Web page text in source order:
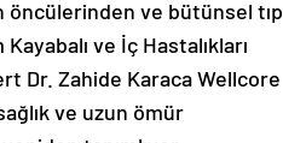
öncülerinden ve bütünsel tıp
ve İç Hastalıkları
Dr. Zahide Karaca Wellcore
ve uzun ömür